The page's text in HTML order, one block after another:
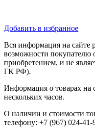
Добавить в избранное
Вся информация на сайте
возможности покупателю
приобретением, и не
ГК РФ).
Информация о товарах на
нескольких часов.
О наличии и стоимости
телефону: +7 (967) 024-41-